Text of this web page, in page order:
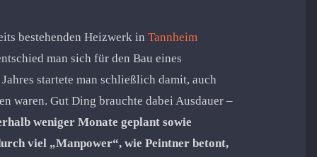
bestehenden Heizwerk in Tannheim
man sich für den Bau eines
startete man schließlich damit, auch
waren. Gut Ding brauchte dabei Ausdauer –
weniger Monate geplant sowie
viel „Manpower“, wie Peintner betont,